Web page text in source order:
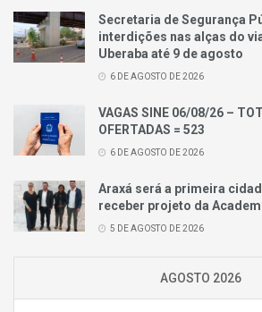
Secretaria de Segurança
interdições nas alças do
Uberaba até 9 de agosto
6 DE AGOSTO DE 2026
VAGAS SINE 06/08/26 –
OFERTADAS = 523
6 DE AGOSTO DE 2026
Araxá será a primeira
receber projeto da
5 DE AGOSTO DE 2026
AGOSTO 2026